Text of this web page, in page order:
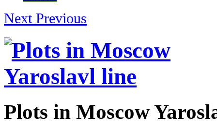
Next Previous
Plots in Moscow